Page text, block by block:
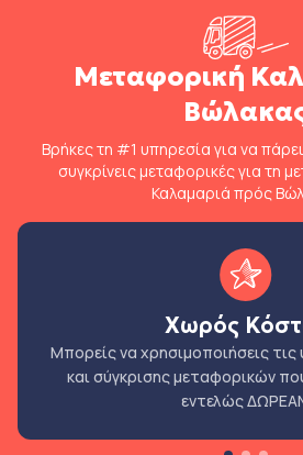
Μεταφορική
Βρήκες τη #1 υπηρεσία για να
συγκρίνεις μεταφορικές για τη
Καλαμαριά πρός
Χωρός
Μπορείς να χρησιμοποιήσεις τις
και σύγκρισης μεταφορικών
εντελώς